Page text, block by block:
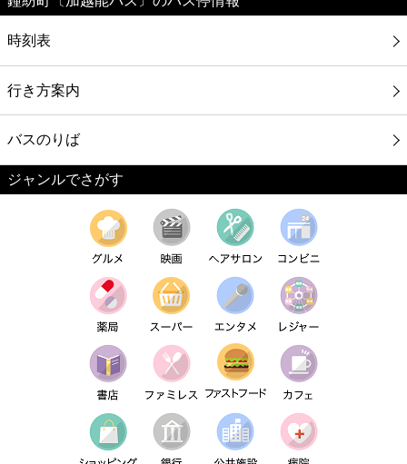
時刻表
行き方案内
バスのりば
ジャンルでさがす